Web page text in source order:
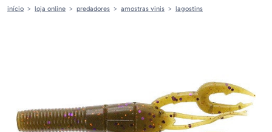
início loja online predadores amostras vinis lagostins